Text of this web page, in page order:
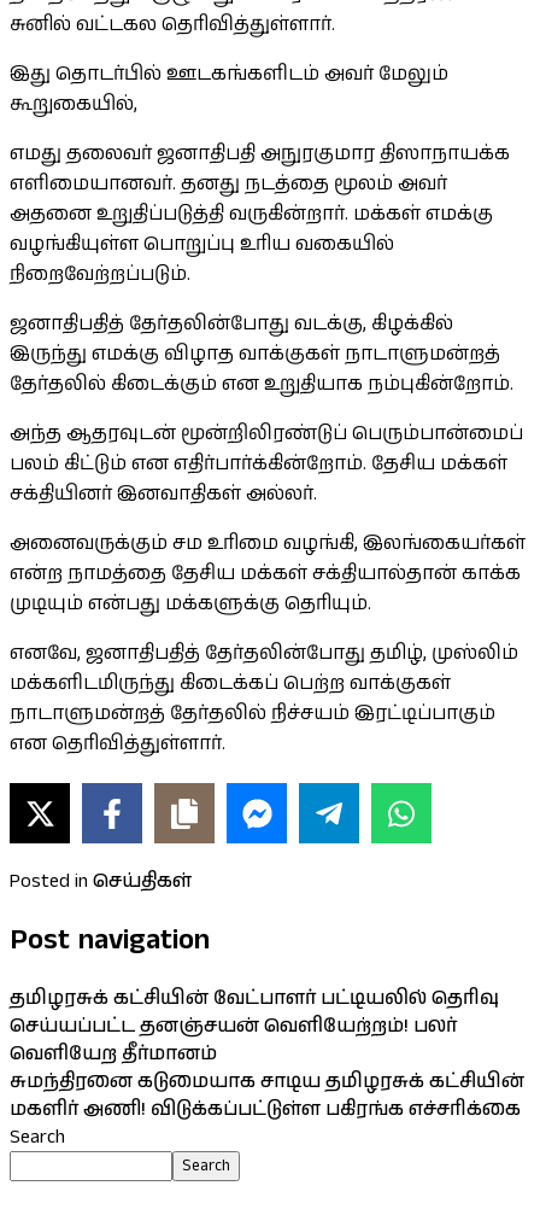
சுனில் வட்டகல தெரிவித்துள்ளார்.
இது தொடர்பில் ஊடகங்களிடம் அவர் மேலும்
கூறுகையில்,
எமது தலைவர் ஜனாதிபதி அநுரகுமார திஸாநாயக்க
எளிமையானவர். தனது நடத்தை மூலம் அவர்
அதனை உறுதிப்படுத்தி வருகின்றார். மக்கள் எமக்கு
வழங்கியுள்ள பொறுப்பு உரிய வகையில்
நிறைவேற்றப்படும்.
ஜனாதிபதித் தேர்தலின்போது வடக்கு, கிழக்கில்
இருந்து எமக்கு விழாத வாக்குகள் நாடாளுமன்றத்
தேர்தலில் கிடைக்கும் என உறுதியாக நம்புகின்றோம்.
அந்த ஆதரவுடன் மூன்றிலிரண்டுப் பெரும்பான்மைப்
பலம் கிட்டும் என எதிர்பார்க்கின்றோம். தேசிய மக்கள்
சக்தியினர் இனவாதிகள் அல்லர்.
அனைவருக்கும் சம உரிமை வழங்கி, இலங்கையர்கள்
என்ற நாமத்தை தேசிய மக்கள் சக்தியால்தான் காக்க
முடியும் என்பது மக்களுக்கு தெரியும்.
எனவே, ஜனாதிபதித் தேர்தலின்போது தமிழ், முஸ்லிம்
மக்களிடமிருந்து கிடைக்கப் பெற்ற வாக்குகள்
நாடாளுமன்றத் தேர்தலில் நிச்சயம் இரட்டிப்பாகும்
என தெரிவித்துள்ளார்.
Posted in செய்திகள்
Post navigation
தமிழரசுக் கட்சியின் வேட்பாளர் பட்டியலில் தெரிவு
செய்யப்பட்ட தனஞ்சயன் வெளியேற்றம்! பலர்
வெளியேற தீர்மானம்
சுமந்திரனை கடுமையாக சாடிய தமிழரசுக் கட்சியின்
மகளிர் அணி! விடுக்கப்பட்டுள்ள பகிரங்க எச்சரிக்கை
Search
Search